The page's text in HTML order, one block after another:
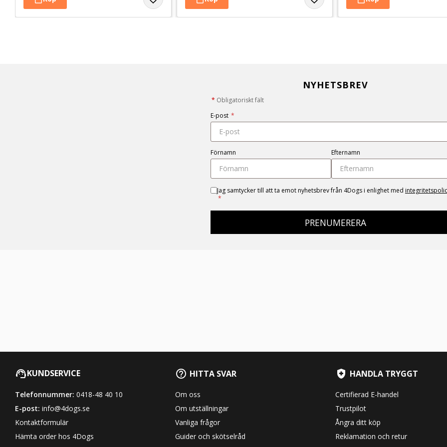
NYHETSBREV
* Obligatoriskt fält
E-post *
Förnamn Efternamn
Jag samtycker till att ta emot nyhetsbrev från 4Dogs i enlighet med
*
PRENUMERERA
KUNDSERVICE
Telefonnummer: 0418-48 40 10
E-post: info@4dogs.se
Kontaktformulär
Hämta order hos 4Dogs
HITTA SVAR
Om oss
Om utställningar
Vanliga frågor
Guider och skötselråd
HANDLA TRYGGT
Certifierad E-handel
Trustpilot
Ångra ditt köp
Reklamation och retur